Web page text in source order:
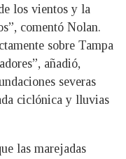
los vientos y la
comentó Nolan.
sobre Tampa
añadió,
severas
ciclónica y lluvias
las marejadas